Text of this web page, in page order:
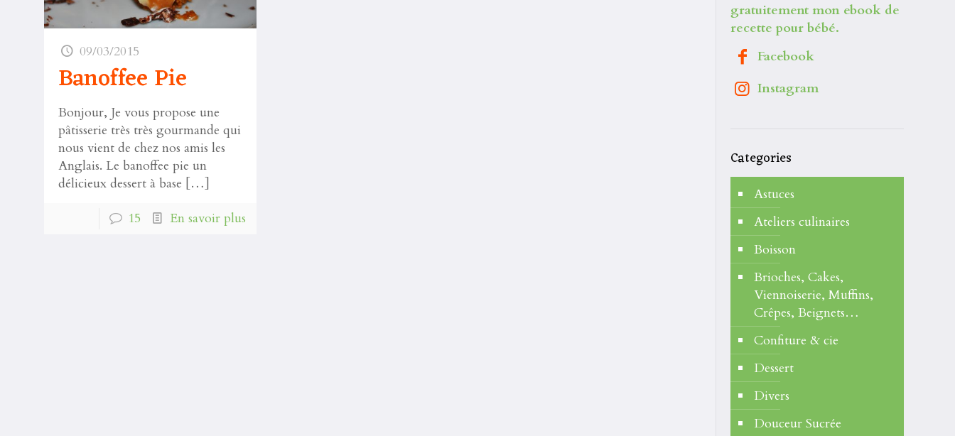
09/03/2015
Banoffee Pie
Bonjour, Je vous propose une
pâtisserie très très gourmande qui
nous vient de chez nos amis les
Anglais. Le banoffee pie un
délicieux dessert à base […]
15
En savoir plus
gratuitement mon ebook de
recette pour bébé.
Facebook
Instagram
Categories
Astuces
Ateliers culinaires
Boisson
Brioches, Cakes,
Viennoiserie, Muffins,
Crêpes, Beignets…
Confiture & cie
Dessert
Divers
Douceur Sucrée